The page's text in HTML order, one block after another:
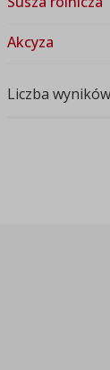
Akcyza
Liczba